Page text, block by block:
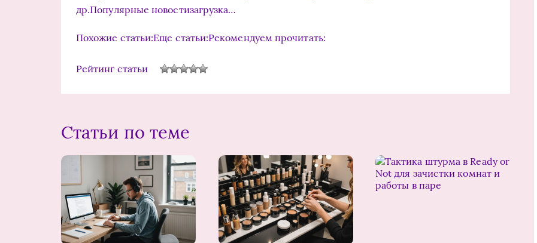
др.Популярные новостизагрузка…
Похожие статьи:Еще статьи:Рекомендуем прочитать:
Рейтинг статьи
Статьи по теме